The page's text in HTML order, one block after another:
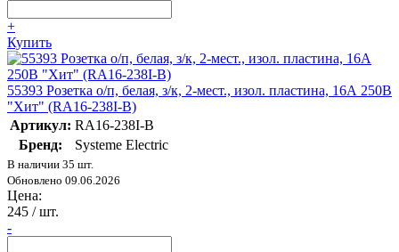
+
Купить
55393 Розетка о/п, белая, з/к, 2-мест., изол. пластина, 16А 250В
"Хит" (RA16-238I-B)
Артикул: RA16-238I-B
Бренд:
Systeme Electric
В наличии 35 шт.
Обновлено 09.06.2026
Цена:
245 / шт.
-